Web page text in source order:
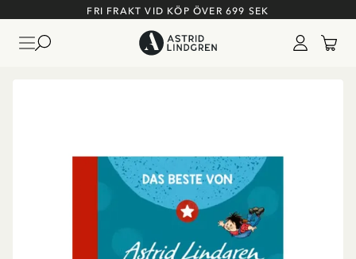
FRI FRAKT VID KÖP ÖVER 699 SEK